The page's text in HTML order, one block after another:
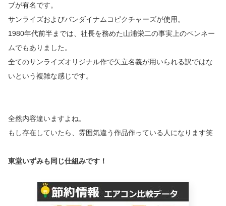
ブが有名です。
サンライズおよびバンダイナムコピクチャーズが使用。
1980年代前半までは、社長を務めた山浦栄二の事実上のペンネー
ムでもありました。
全てのサンライズオリジナル作で矢立名義が用いられる訳ではな
いという複雑な感じです。
全然内容違いますよね。
もし存在していたら、雰囲気違う作品作っている人になります笑
東堂いずみも同じ仕組みです！